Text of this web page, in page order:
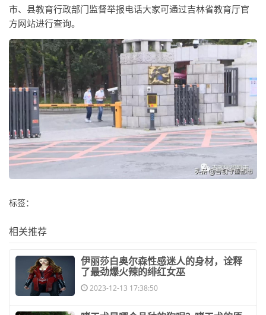
市、县教育行政部门监督举报电话大家可通过吉林省教育厅官
方网站进行查询。
标签：
相关推荐
​伊丽莎白奥尔森性感迷人的身材，诠释
了最劲爆火辣的绯红女巫
2023-12-13 17:38:50